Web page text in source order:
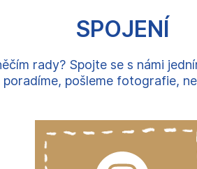
SPOJENÍ
rady? Spojte se s námi
poradíme, pošleme fotografie,